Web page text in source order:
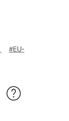
#EU-